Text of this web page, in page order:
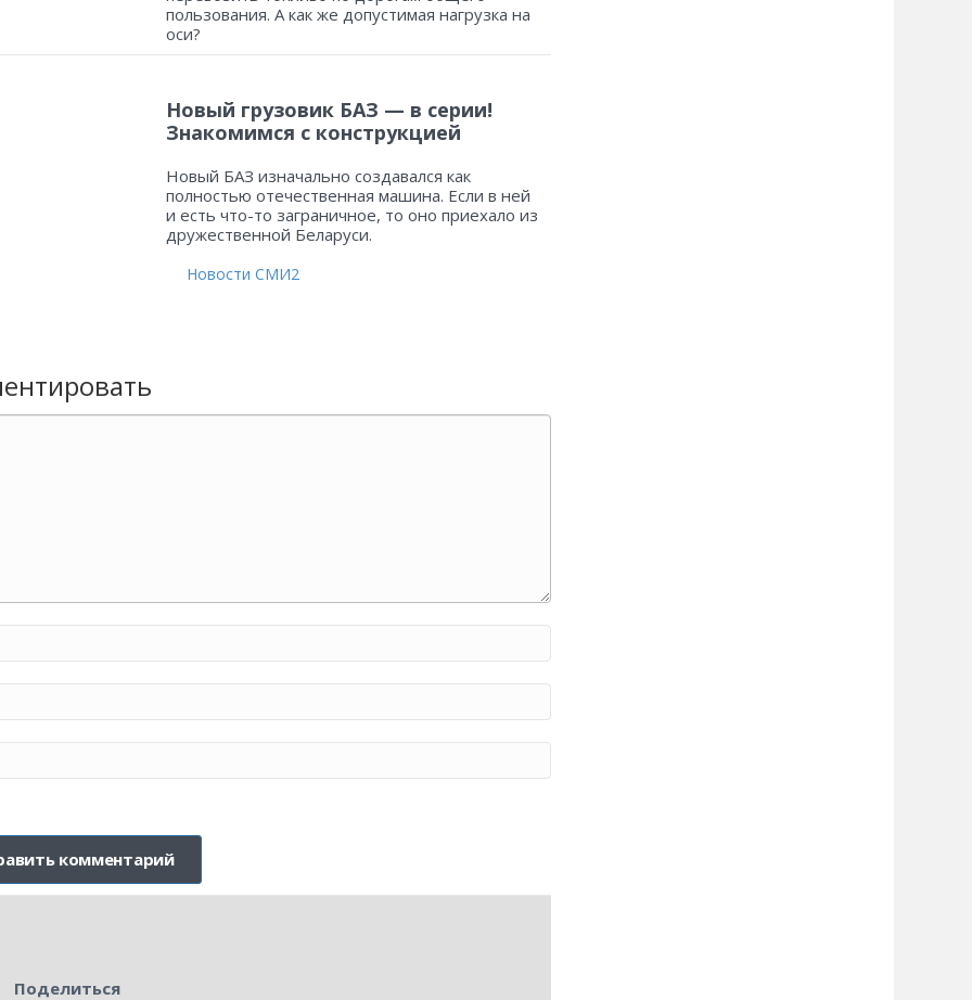
пользования. А как же допустимая нагрузка на
оси?
Новый грузовик БАЗ — в серии!
Знакомимся с конструкцией
Новый БАЗ изначально создавался как
полностью отечественная машина. Если в ней
и есть что-то заграничное, то оно приехало из
дружественной Беларуси.
Новости СМИ2
Поделиться